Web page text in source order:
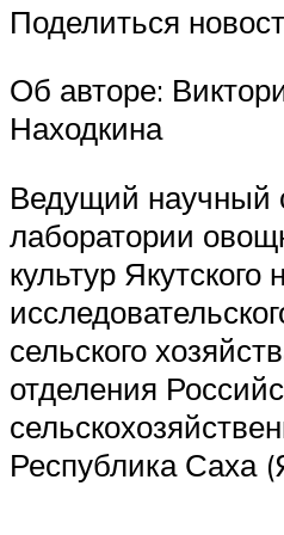
Поделиться
Об авторе:
Находкина
Ведущий научный
лаборатории
культур Якутского
сельского
отделения
Республика Саха